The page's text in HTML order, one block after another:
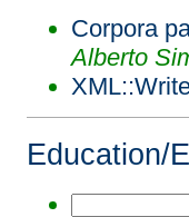
Corpora
Alberto
Education/